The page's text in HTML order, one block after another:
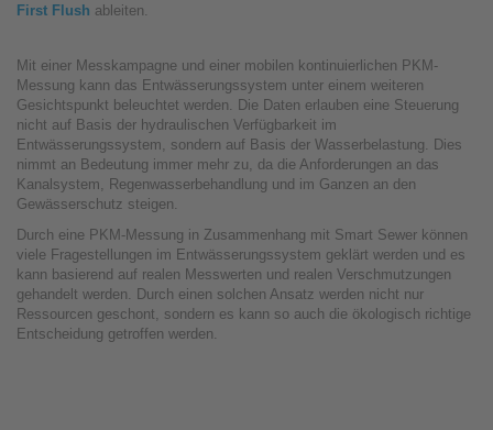
First Flush ableiten.
Mit einer Messkampagne und einer mobilen kontinuierlichen PKM-
Messung kann das Entwässerungssystem unter einem weiteren
Gesichtspunkt beleuchtet werden. Die Daten erlauben eine Steuerung
nicht auf Basis der hydraulischen Verfügbarkeit im
Entwässerungssystem, sondern auf Basis der Wasserbelastung. Dies
nimmt an Bedeutung immer mehr zu, da die Anforderungen an das
Kanalsystem, Regenwasserbehandlung und im Ganzen an den
Gewässerschutz steigen.
Durch eine PKM-Messung in Zusammenhang mit Smart Sewer können
viele Fragestellungen im Entwässerungssystem geklärt werden und es
kann basierend auf realen Messwerten und realen Verschmutzungen
gehandelt werden. Durch einen solchen Ansatz werden nicht nur
Ressourcen geschont, sondern es kann so auch die ökologisch richtige
Entscheidung getroffen werden.